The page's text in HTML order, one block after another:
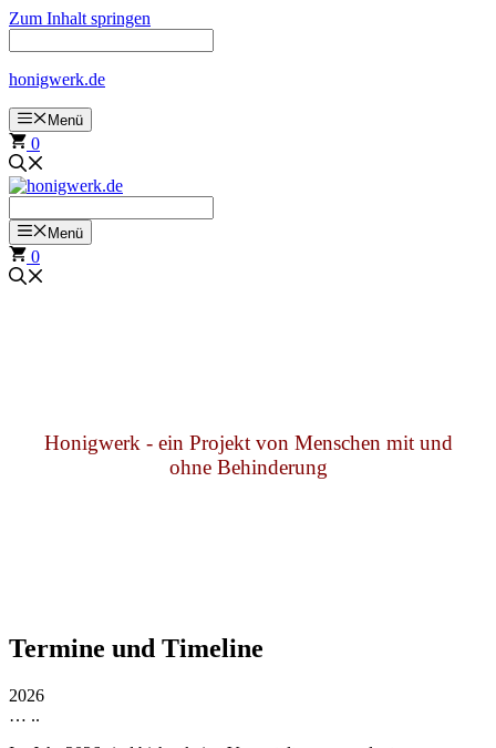
Zum Inhalt springen
honigwerk.de
Menü
0
Menü
0
Honigwerk - ein Projekt von Menschen mit und
ohne Behinderung
Termine und Timeline
2026
… ..